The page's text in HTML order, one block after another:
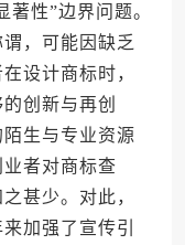
著性”边界问题。
，可能因缺乏
设计商标时，
创新与再创
生与专业资源
者对商标查
甚少。对此，
加强了宣传引